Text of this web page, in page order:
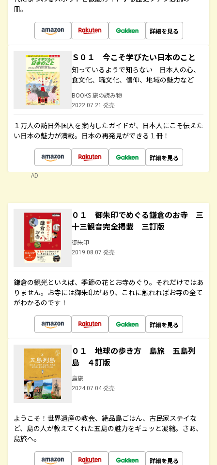
冊。
詳細を見る
Ｓ０１ 今こそ学びたい日本のこと
知っているようで知らない 日本人の心、
食文化、職文化、信仰、地域の魅力など
BOOKS 旅の読み物
2022.07.21 発売
１万人の訪日外国人を案内したガイドが、日本人にこそ伝えた
い日本の魅力が満載。日本の再発見ができる１冊！
詳細を見る
AD
０１ 御朱印でめぐる鎌倉のお寺 三
十三観音完全掲載 三訂版
御朱印
2019.08.07 発売
鎌倉の観光といえば、季節の花とお寺めぐり。それだけではあ
りません。お寺には御朱印があり、これに触れればお寺の全て
がわかるのです！
詳細を見る
０１ 地球の歩き方 島旅 五島列
島 ４訂版
島旅
2024.07.04 発売
ようこそ！世界遺産の教会、絶品島ごはん、古民家ステイな
ど、島の人が教えてくれた五島の魅力をギュッと凝縮。さあ、
島旅へ。
詳細を見る